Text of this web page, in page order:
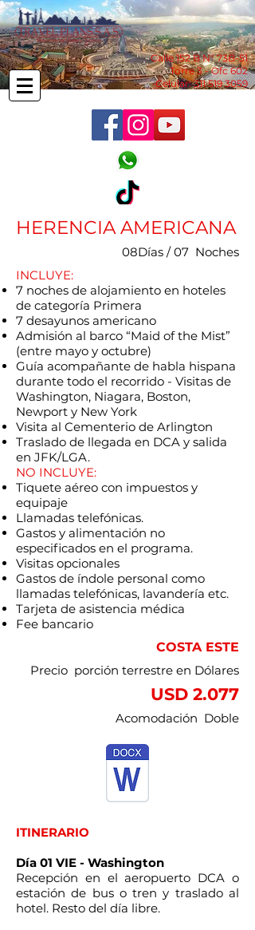
Calle 152 B N° 73B-51
Torre 3 - Ofc 602
Celular:311 519 3059
HERENCIA AMERICANA
08Días / 07 Noches
​INCLUYE:
7 noches de alojamiento en hoteles
de categoría Primera
7 desayunos americano
Admisión al barco “Maid of the Mist”
(entre mayo y octubre)
Guía acompañante de habla hispana
durante todo el recorrido - Visitas de
Washington, Niagara, Boston,
Newport y New York
Visita al Cementerio de Arlington
Traslado de llegada en DCA y salida
en JFK/LGA.
NO INCLUYE:
Tiquete aéreo con impuestos y
equipaje
Llamadas telefónicas.
Gastos y alimentación no
especificados en el programa.
Visitas opcionales
Gastos de índole personal como
llamadas telefónicas, lavandería etc.
Tarjeta de asistencia médica
Fee bancario
COSTA ESTE
Precio porción terrestre en Dólares
USD 2.077
Acomodación Doble
ITINERARIO
Día 01 VIE - Washington
Recepción en el aeropuerto DCA o
estación de bus o tren y traslado al
hotel. Resto del día libre.